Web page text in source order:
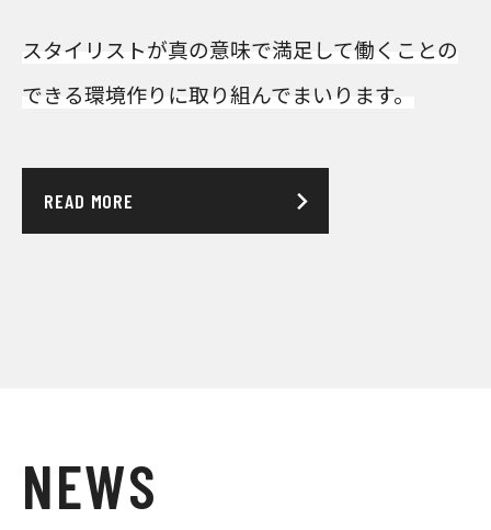
スタイリストが真の意味で満足して働くことの
できる環境作りに取り組んでまいります。
READ MORE
NEWS